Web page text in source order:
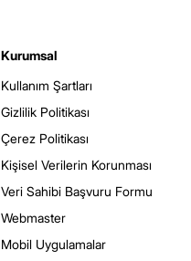
Kurumsal
Kullanım Şartları
Gizlilik Politikası
Çerez Politikası
Kişisel Verilerin Korunması
Veri Sahibi Başvuru Formu
Webmaster
Mobil Uygulamalar